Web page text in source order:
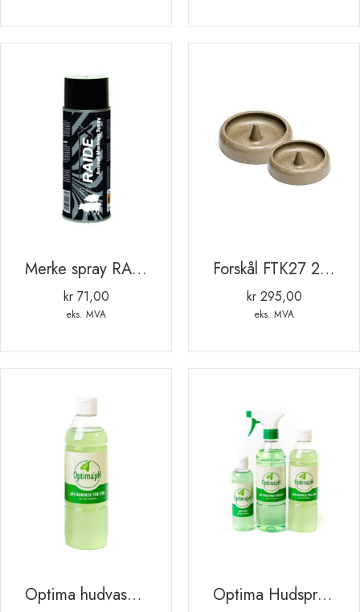
Merke spray RAIDEX 400ml SVART
kr71,00
eks. MVA
Forskål FTK27 27x8cm MED TAPP POLYMERBETONG
kr295,00
eks. MVA
Optima hudvask dyr 1ltr Optima Hudspray for dyr 500ml